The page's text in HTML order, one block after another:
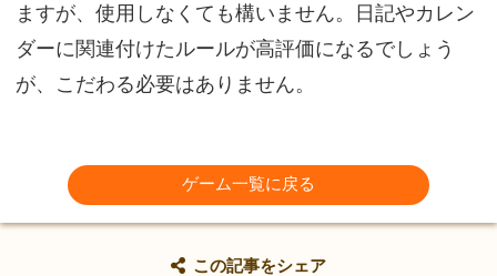
ますが、使用しなくても構いません。日記やカレン
ダーに関連付けたルールが高評価になるでしょう
が、こだわる必要はありません。
ゲーム一覧に戻る
この記事をシェア